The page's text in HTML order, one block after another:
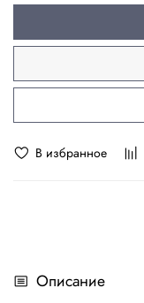
В избранное
Описание